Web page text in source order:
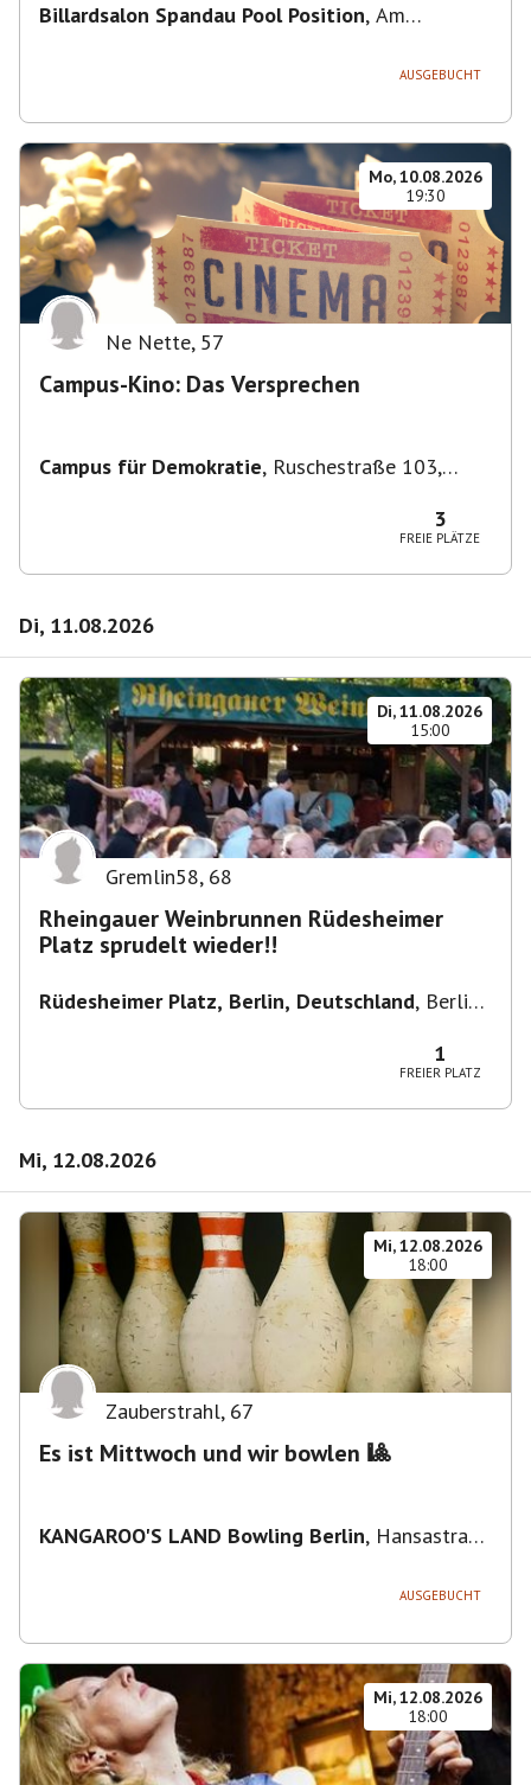
Billardsalon Spandau Pool Position, Am
AUSGEBUCHT
Mo, 10.08.2026
19:30
Ne Nette, 57
Campus-Kino: Das Versprechen
Campus für Demokratie, Ruschestraße 103,
3
FREIE PLÄTZE
Di, 11.08.2026
Di, 11.08.2026
15:00
Gremlin58, 68
Rheingauer Weinbrunnen Rüdesheimer
Platz sprudelt wieder!!
Rüdesheimer Platz, Berlin, Deutschland, Berlin-
1
FREIER PLATZ
Mi, 12.08.2026
Mi, 12.08.2026
18:00
Zauberstrahl, 67
Es ist Mittwoch und wir bowlen 🎱
KANGAROO'S LAND Bowling Berlin, Hansastraße
AUSGEBUCHT
Mi, 12.08.2026
18:00